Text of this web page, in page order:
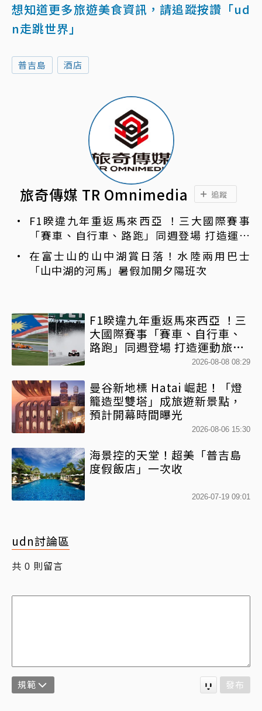
想知道更多旅遊美食資訊，請追蹤按讚「ud
n走跳世界」
普吉島 酒店
旅奇傳媒 TR Omnimedia 追蹤
F1睽違九年重返馬來西亞 ！三大國際賽事
「賽車、自行車、路跑」同週登場 打造運動
旅遊熱潮
在富士山的山中湖賞日落！水陸兩用巴士
「山中湖的河馬」暑假加開夕陽班次
F1睽違九年重返馬來西亞 ！三
大國際賽事「賽車、自行車、
路跑」同週登場 打造運動旅遊
2026-08-08 08:29
曼谷新地標 Hatai 崛起！「燈
籠造型雙塔」成旅遊新景點，
預計開幕時間曝光
2026-08-06 15:30
海景控的天堂！超美「普吉島
度假飯店」一次收
2026-07-19 09:01
udn討論區
共 0 則留言
規範 發布